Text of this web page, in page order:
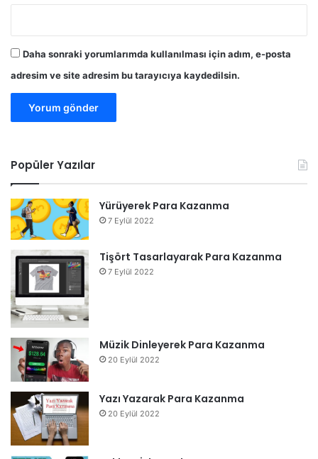
Daha sonraki yorumlarımda kullanılması için adım, e-posta
adresim ve site adresim bu tarayıcıya kaydedilsin.
Popüler Yazılar
Yürüyerek Para Kazanma
7 Eylül 2022
Tişört Tasarlayarak Para Kazanma
7 Eylül 2022
Müzik Dinleyerek Para Kazanma
20 Eylül 2022
Yazı Yazarak Para Kazanma
20 Eylül 2022